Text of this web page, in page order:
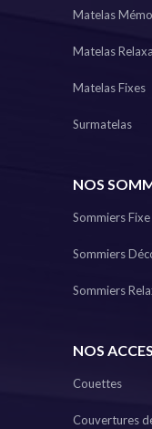
Matelas
Matelas
Matelas Fixes
Surmatelas
NOS
Sommiers Fixe
Sommiers
Sommiers
NOS
Couettes
Couvertures